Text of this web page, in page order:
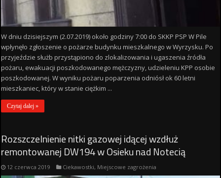
W dniu dzisiejszym (2.07.2019) około godziny 7:00 do SKKP PSP W Pile
wpłynęło zgłoszenie o pożarze budynku mieszkalnego w Wyrzysku. Po
przyjeździe służb przystąpiono do zlokalizowania i ugaszenia źródła
pożaru, ewakuacji poszkodowanego mężczyzny, udzieleniu KPP osobie
poszkodowanej. W wyniku pożaru poparzenia odniósł ok 60 letni
mieszkaniec, który w stanie ciężkim ...
Czytaj dalej »
Rozszczelnienie nitki gazowej idącej wzdłuż
remontowanej DW194 w Osieku nad Notecią
12 czerwca 2019 Ciekawostki, Miejscowe zagrożenia